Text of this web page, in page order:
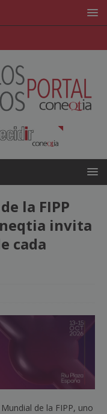
la FIPP
invita
cada
de la FIPP, uno